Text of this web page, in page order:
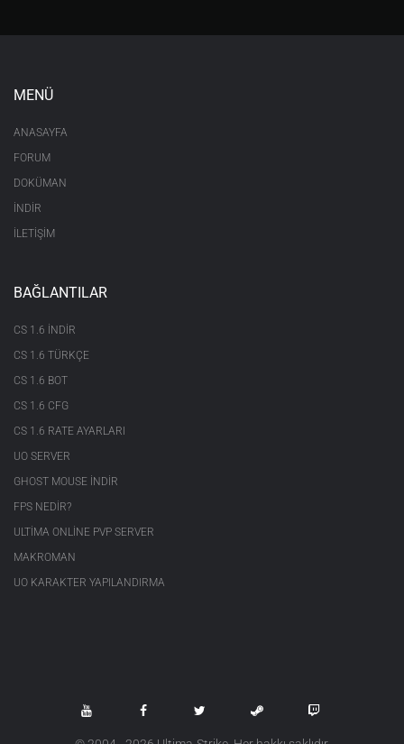
MENÜ
ANASAYFA
FORUM
DOKÜMAN
İNDİR
İLETİŞİM
BAĞLANTILAR
CS 1.6 INDIR
CS 1.6 TÜRKÇE
CS 1.6 BOT
CS 1.6 CFG
CS 1.6 RATE AYARLARI
UO SERVER
GHOST MOUSE INDIR
FPS NEDIR?
ULTIMA ONLINE PVP SERVER
MAKROMAN
UO KARAKTER YAPILANDIRMA